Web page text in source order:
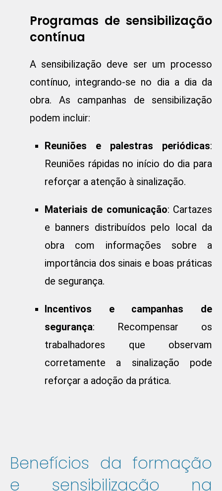
Programas de sensibilização
contínua
A sensibilização deve ser um processo
contínuo, integrando-se no dia a dia da
obra. As campanhas de sensibilização
podem incluir:
Reuniões e palestras periódicas:
Reuniões rápidas no início do dia para
reforçar a atenção à sinalização.
Materiais de comunicação: Cartazes
e banners distribuídos pelo local da
obra com informações sobre a
importância dos sinais e boas práticas
de segurança.
Incentivos e campanhas de
segurança: Recompensar os
trabalhadores que observam
corretamente a sinalização pode
reforçar a adoção da prática.
Benefícios da formação
e sensibilização na